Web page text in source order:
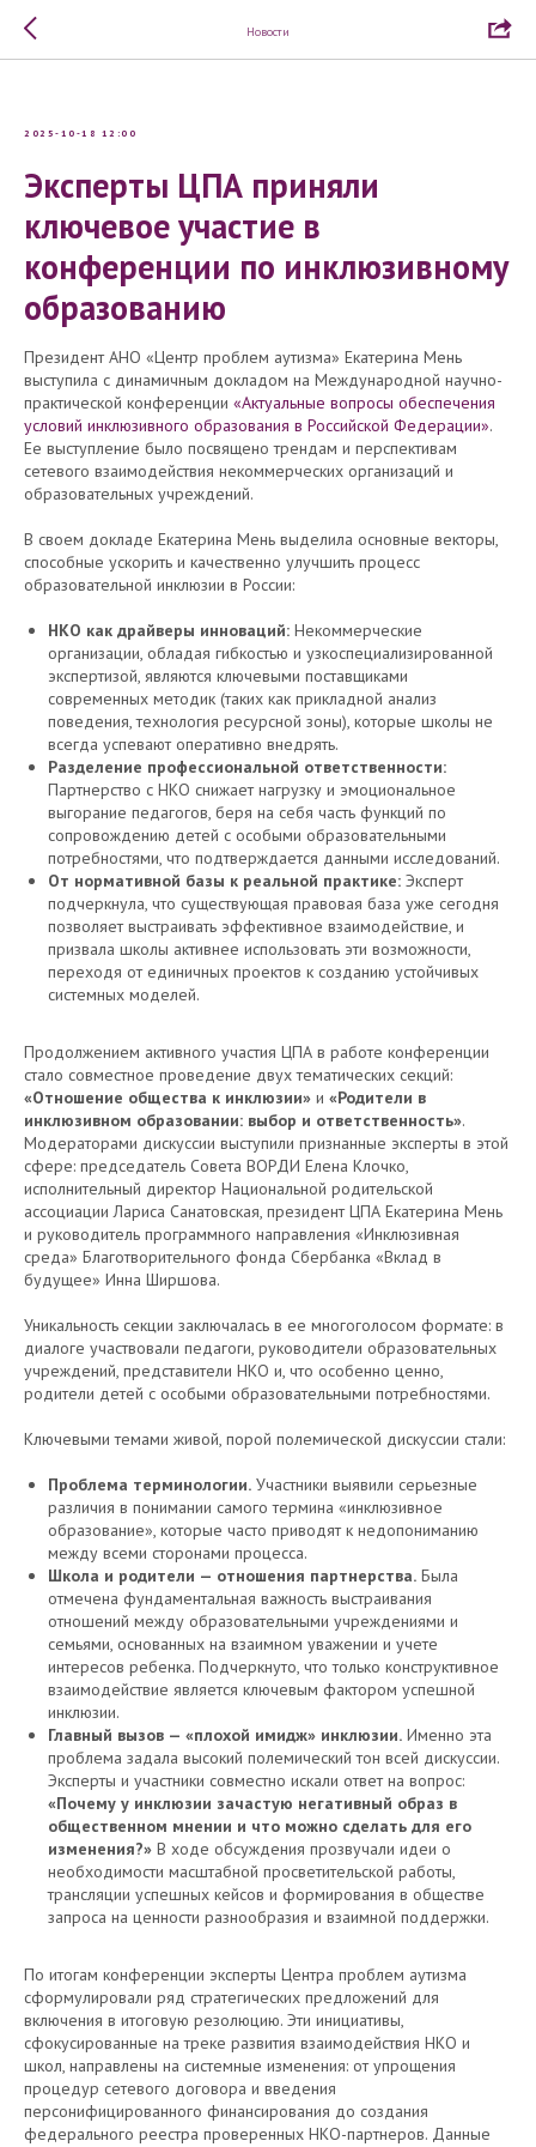
Новости
2025-10-18 12:00
Эксперты ЦПА приняли
ключевое участие в
конференции по инклюзивному
образованию
Президент АНО «Центр проблем аутизма» Екатерина Мень
выступила с динамичным докладом на Международной научно-
практической конференции «Актуальные вопросы обеспечения
условий инклюзивного образования в Российской Федерации».
Ее выступление было посвящено трендам и перспективам
сетевого взаимодействия некоммерческих организаций и
образовательных учреждений.
В своем докладе Екатерина Мень выделила основные векторы,
способные ускорить и качественно улучшить процесс
образовательной инклюзии в России:
НКО как драйверы инноваций: Некоммерческие
организации, обладая гибкостью и узкоспециализированной
экспертизой, являются ключевыми поставщиками
современных методик (таких как прикладной анализ
поведения, технология ресурсной зоны), которые школы не
всегда успевают оперативно внедрять.
Разделение профессиональной ответственности:
Партнерство с НКО снижает нагрузку и эмоциональное
выгорание педагогов, беря на себя часть функций по
сопровождению детей с особыми образовательными
потребностями, что подтверждается данными исследований.
От нормативной базы к реальной практике: Эксперт
подчеркнула, что существующая правовая база уже сегодня
позволяет выстраивать эффективное взаимодействие, и
призвала школы активнее использовать эти возможности,
переходя от единичных проектов к созданию устойчивых
системных моделей.
Продолжением активного участия ЦПА в работе конференции
стало совместное проведение двух тематических секций:
«Отношение общества к инклюзии» и «Родители в
инклюзивном образовании: выбор и ответственность».
Модераторами дискуссии выступили признанные эксперты в этой
сфере: председатель Совета ВОРДИ Елена Клочко,
исполнительный директор Национальной родительской
ассоциации Лариса Санатовская, президент ЦПА Екатерина Мень
и руководитель программного направления «Инклюзивная
среда» Благотворительного фонда Сбербанка «Вклад в
будущее» Инна Ширшова.
Уникальность секции заключалась в ее многоголосом формате: в
диалоге участвовали педагоги, руководители образовательных
учреждений, представители НКО и, что особенно ценно,
родители детей с особыми образовательными потребностями.
Ключевыми темами живой, порой полемической дискуссии стали:
Проблема терминологии. Участники выявили серьезные
различия в понимании самого термина «инклюзивное
образование», которые часто приводят к недопониманию
между всеми сторонами процесса.
Школа и родители — отношения партнерства. Была
отмечена фундаментальная важность выстраивания
отношений между образовательными учреждениями и
семьями, основанных на взаимном уважении и учете
интересов ребенка. Подчеркнуто, что только конструктивное
взаимодействие является ключевым фактором успешной
инклюзии.
Главный вызов — «плохой имидж» инклюзии. Именно эта
проблема задала высокий полемический тон всей дискуссии.
Эксперты и участники совместно искали ответ на вопрос:
«Почему у инклюзии зачастую негативный образ в
общественном мнении и что можно сделать для его
изменения?» В ходе обсуждения прозвучали идеи о
необходимости масштабной просветительской работы,
трансляции успешных кейсов и формирования в обществе
запроса на ценности разнообразия и взаимной поддержки.
По итогам конференции эксперты Центра проблем аутизма
сформулировали ряд стратегических предложений для
включения в итоговую резолюцию. Эти инициативы,
сфокусированные на треке развития взаимодействия НКО и
школ, направлены на системные изменения: от упрощения
процедур сетевого договора и введения
персонифицированного финансирования до создания
федерального реестра проверенных НКО-партнеров. Данные